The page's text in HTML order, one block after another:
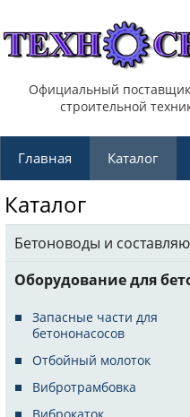
Официальный
строительной
Главная Каталог
Каталог
Бетоноводы и
Оборудование для
Запасные части для
бетононасосов
Отбойный молоток
Вибротрамбовка